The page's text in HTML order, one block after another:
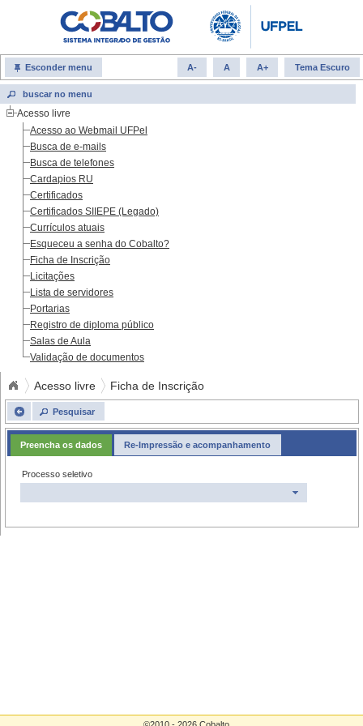
Esconder menu A- A A+ Tema Escuro
Acesso livre
Acesso ao Webmail UFPel
Busca de e-mails
Busca de telefones
Cardapios RU
Certificados
Certificados SIIEPE (Legado)
Currículos atuais
Esqueceu a senha do Cobalto?
Ficha de Inscrição
Licitações
Lista de servidores
Portarias
Registro de diploma público
Salas de Aula
Validação de documentos
Acesso livre Ficha de Inscrição
Pesquisar
Preencha os dados Re-Impressão e acompanhamento
Processo seletivo